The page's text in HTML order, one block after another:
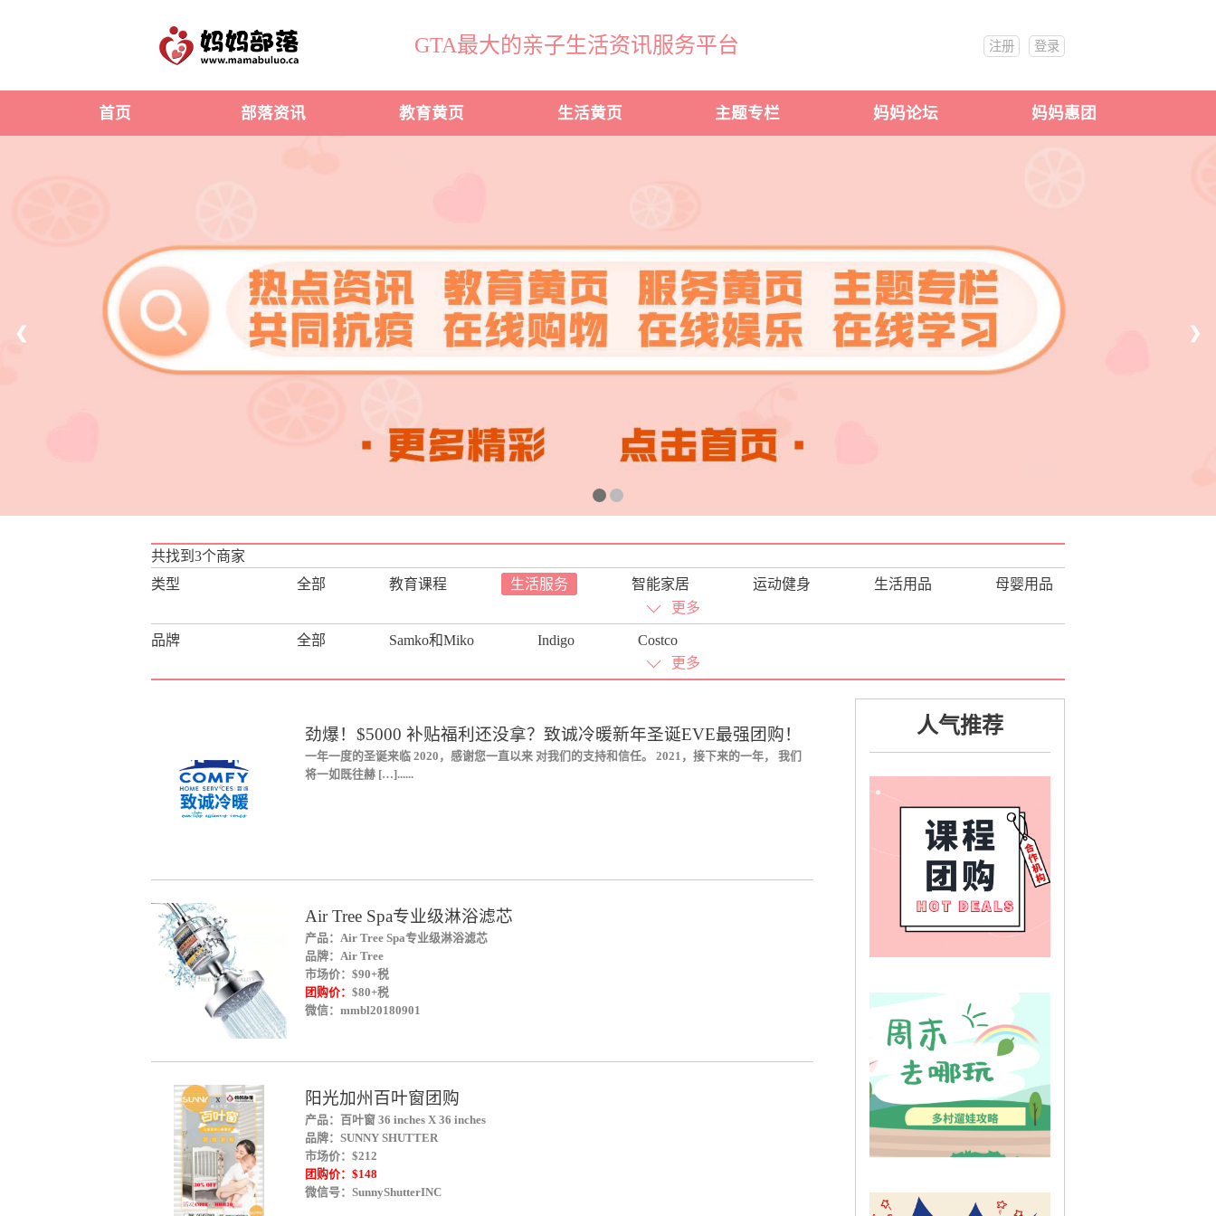
GTA最大的亲子生活资讯服务平台 注册 登录
首页 部落资讯 教育黄页 生活黄页 主题专栏 妈妈论坛 妈妈惠团
❮ ❯
共找到3个商家
类型
全部 教育课程 生活服务 智能家居 运动健身 生活用品
母婴用品
美食天地
更多
品牌 全部 Samko和Miko Indigo
Costco
更多
劲爆！$5000 补贴福利还没拿？致诚冷暖新年圣诞EVE最强团购！
一年一度的圣诞来临 2020，感谢您一直以来 对我们的支持和信任。 2021，接下来的一年， 我们
将一如既往赫 […]......
Air Tree Spa专业级淋浴滤芯
产品： Air Tree Spa专业级淋浴滤芯
品牌： Air Tree
市场价：$90+税
团购价： $80+税
微信：mmbl20180901
阳光加州百叶窗团购
产品： 百叶窗 36 inches X 36 inches
品牌： SUNNY SHUTTER
市场价：$212
团购价： $148
微信号：SunnyShutterINC
人气推荐